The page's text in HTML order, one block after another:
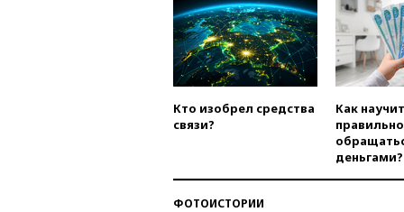
Кто изобрел средства
связи?
Как
правильно
деньгами?
ФОТОИСТОРИИ